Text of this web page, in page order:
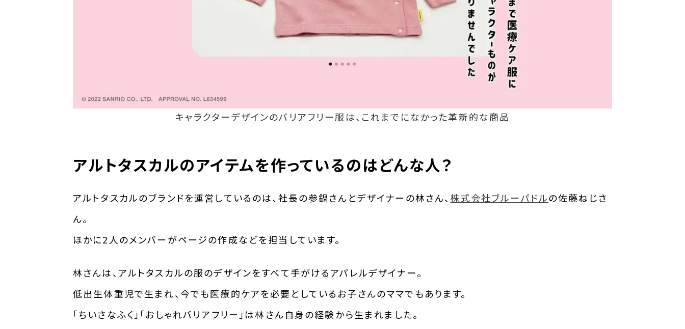
キャラクターデザインのバリアフリー服は、これまでになかった革新的な商品
アルトタスカルのアイテムを作っているのはどんな人？
アルトタスカルのブランドを運営しているのは、社長の参鍋さんとデザイナーの林さん、 株式会社ブルーパドルの佐藤ねじさ
ん。
ほかに2人のメンバーがページの作成などを担当しています。
林さんは、アルトタスカルの服のデザインをすべて手がけるアパレルデザイナー。
低出生体重児で生まれ、今でも医療的ケアを必要としているお子さんのママでもあります。
「ちいさなふく」「おしゃれバリアフリー」は林さん自身の経験から生まれました。